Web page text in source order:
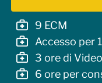
9 ECM
Accesso per
3 ore di
6 ore per